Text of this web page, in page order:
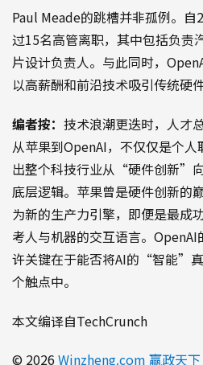
Paul Meade的跳槽并非孤例。
过15名高管离职，其中包括负责
片设计负责人。与此同时，
以高薪酬和前沿技术吸引传统硬
编者按： 技术浪潮更迭时，人才
从苹果到OpenAI，不仅仅是个
出整个科技行业从“硬件创新”
底层逻辑。苹果曾是硬件创新的
为新的生产力引擎，即便是最成
考人与机器的交互语言。
许关键在于能否将AI的“智能”
个触点中。
本文编译自TechCrunch
© 2026 Winzheng.com 赢政天下